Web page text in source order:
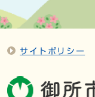
サイトポリシー